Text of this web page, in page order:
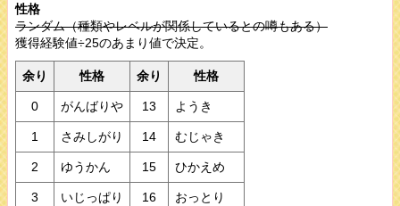
性格
ランダム（種類やレベルが関係しているとの噂もある）
獲得経験値÷25のあまり値で決定。
余り 性格 余り 性格
0 がんばりや 13 ようき
1 さみしがり 14 むじゃき
2 ゆうかん 15 ひかえめ
3 いじっぱり 16 おっとり